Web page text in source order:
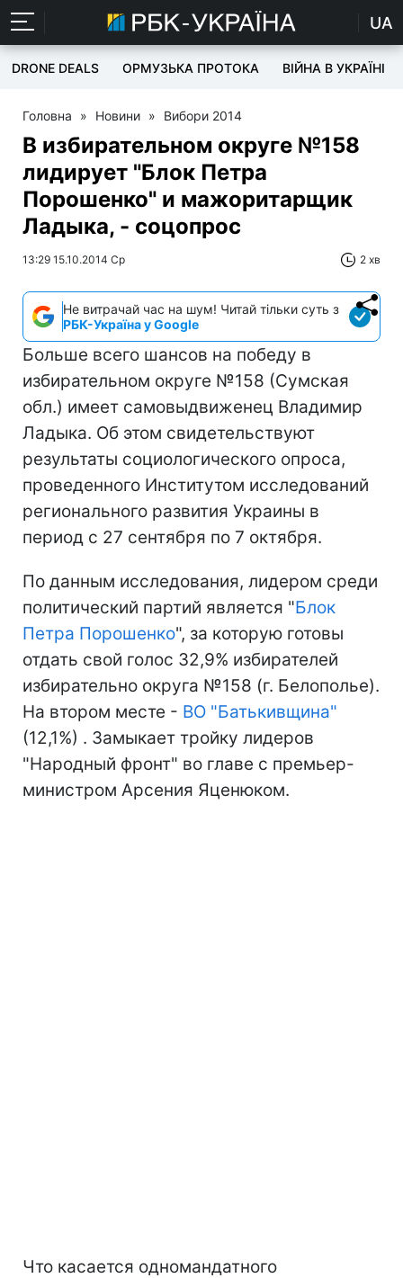
UA
DRONE DEALS ОРМУЗЬКА ПРОТОКА ВІЙНА В УКРАЇНІ
Головна » Новини » Вибори 2014
В избирательном округе №158
лидирует "Блок Петра
Порошенко" и мажоритарщик
Ладыка, - соцопрос
13:29 15.10.2014 Ср 2 хв
Не витрачай час на шум! Читай тільки суть з
РБК-Україна у Google
Больше всего шансов на победу в
избирательном округе №158 (Сумская
обл.) имеет самовыдвиженец Владимир
Ладыка. Об этом свидетельствуют
результаты социологического опроса,
проведенного Институтом исследований
регионального развития Украины в
период с 27 сентября по 7 октября.
По данным исследования, лидером среди
политический партий является "Блок
Петра Порошенко", за которую готовы
отдать свой ​​голос 32,9% избирателей
избирательно округа №158 (г. Белополье).
На втором месте - ВО "Батькивщина"
(12,1%) . Замыкает тройку лидеров
"Народный фронт" во главе с премьер-
министром Арсения Яценюком.
Что касается одномандатного